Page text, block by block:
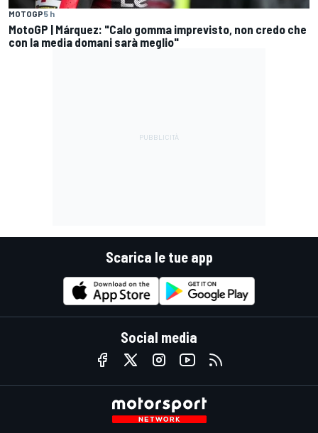
MOTOGP5 h
MotoGP | Márquez: "Calo gomma imprevisto, non credo che
con la media domani sarà meglio"
Scarica le tue app
Social media